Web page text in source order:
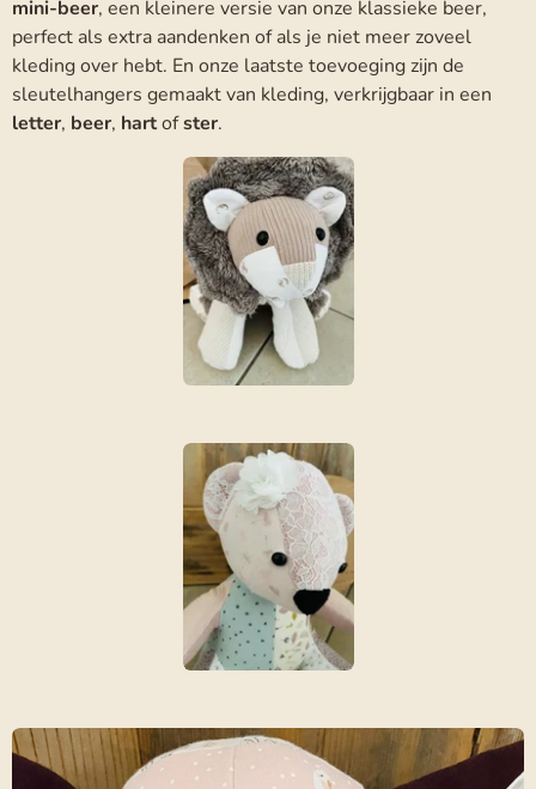
mini-beer, een kleinere versie van onze klassieke beer,
perfect als extra aandenken of als je niet meer zoveel
kleding over hebt. En onze laatste toevoeging zijn de
sleutelhangers gemaakt van kleding, verkrijgbaar in een
letter, beer, hartofster.